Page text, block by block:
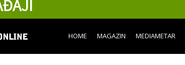
content
HOME MAGAZIN MEDIAMETAR